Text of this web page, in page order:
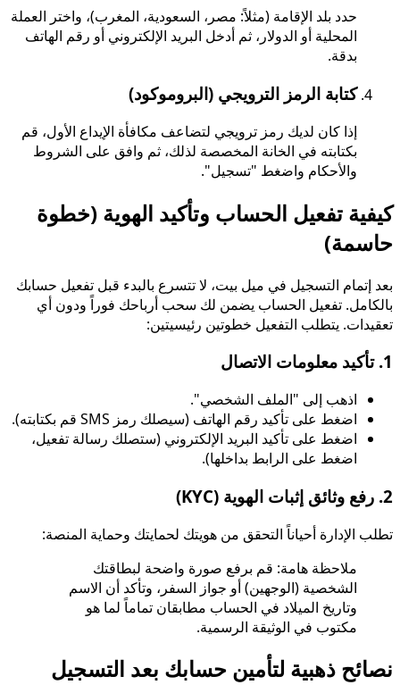
حدد بلد الإقامة (مثلاً: مصر، السعودية، المغرب)، واختر العملة
المحلية أو الدولار، ثم أدخل البريد الإلكتروني أو رقم الهاتف
بدقة.
كتابة الرمز الترويجي (البروموكود)
إذا كان لديك رمز ترويجي لتضاعف مكافأة الإيداع الأول، قم
بكتابته في الخانة المخصصة لذلك، ثم وافق على الشروط
والأحكام واضغط "تسجيل".
كيفية تفعيل الحساب وتأكيد الهوية (خطوة
حاسمة)
بعد إتمام التسجيل في ميل بيت، لا تتسرع بالبدء قبل تفعيل حسابك
بالكامل. تفعيل الحساب يضمن لك سحب أرباحك فوراً ودون أي
تعقيدات. يتطلب التفعيل خطوتين رئيسيتين:
1. تأكيد معلومات الاتصال
اذهب إلى "الملف الشخصي".
اضغط على تأكيد رقم الهاتف (سيصلك رمز SMS قم بكتابته).
اضغط على تأكيد البريد الإلكتروني (ستصلك رسالة تفعيل،
اضغط على الرابط بداخلها).
2. رفع وثائق إثبات الهوية (KYC)
تطلب الإدارة أحياناً التحقق من هويتك لحمايتك وحماية المنصة:
ملاحظة هامة: قم برفع صورة واضحة لبطاقتك
الشخصية (الوجهين) أو جواز السفر، وتأكد أن الاسم
وتاريخ الميلاد في الحساب مطابقان تماماً لما هو
مكتوب في الوثيقة الرسمية.
نصائح ذهبية لتأمين حسابك بعد التسجيل